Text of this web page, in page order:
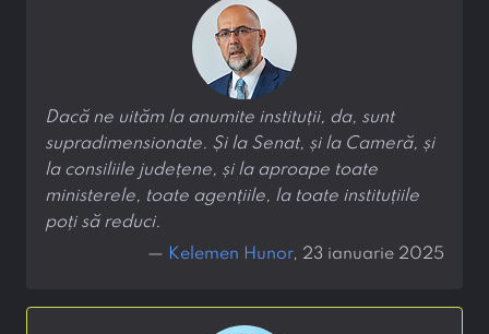
Dacă ne uităm la anumite instituții, da, sunt
supradimensionate. Și la Senat, și la Cameră, și
la consiliile județene, și la aproape toate
ministerele, toate agențiile, la toate instituțiile
poți să reduci.
— Kelemen Hunor, 23 ianuarie 2025